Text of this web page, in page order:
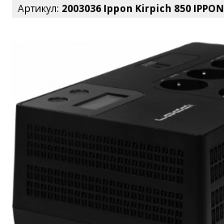
Артикул: 2003036 Ippon Kirpich 850 IPPON